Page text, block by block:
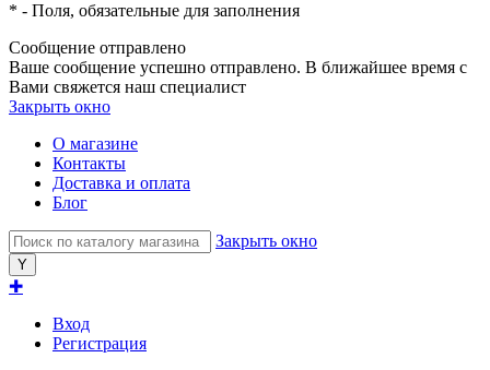
* - Поля, обязательные для заполнения
Сообщение отправлено
Ваше сообщение успешно отправлено. В ближайшее время с
Вами свяжется наш специалист
Закрыть окно
О магазине
Контакты
Доставка и оплата
Блог
Закрыть окно
✚
Вход
Регистрация